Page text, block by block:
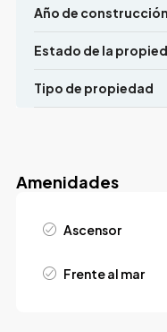
Año de construcción
Estado de la
Tipo de propiedad
Amenidades
Ascensor
Frente al mar